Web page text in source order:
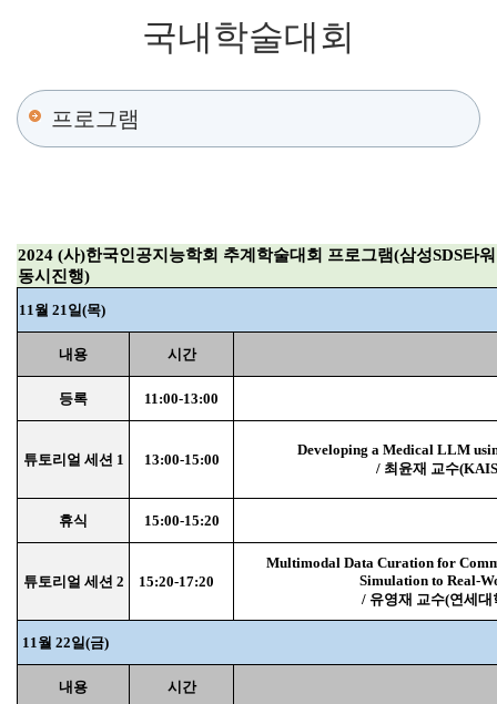
국내학술대회
프로그램
2024 (사)한국인공지능학회 추계학술대회 프로그램(삼성SDS타
동시진행)
11월 21일(목)
내용 시간
등록 11:00-13:00
튜토리얼 세션 1 13:00-15:00
Developing a Medical LLM
/ 최윤재 교수
휴식 15:00-15:20
튜토리얼 세션 2 15:20-17:20
Multimodal Data Curation for
Simulation to Real-
/ 유영재 교수(연세대
11월 22일(금)
내용 시간